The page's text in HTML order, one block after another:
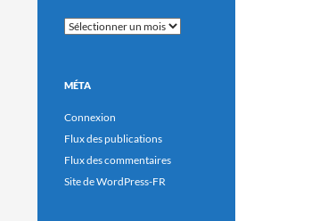
Archives
MÉTA
Connexion
Flux des publications
Flux des commentaires
Site de WordPress-FR